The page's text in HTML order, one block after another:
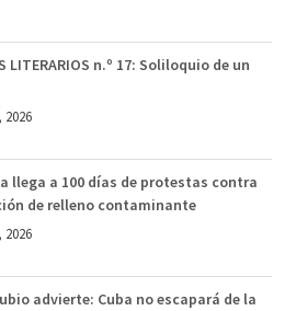
LITERARIOS n.º 17: Soliloquio de un
llega a 100 días de protestas contra
de relleno contaminante
advierte: Cuba no escapará de la